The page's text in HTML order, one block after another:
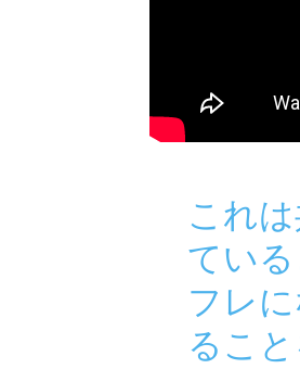
これ
てい
フレ
るこ